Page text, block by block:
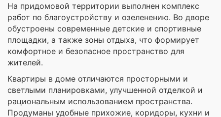
На придомовой территории выполнен комплекс
работ по благоустройству и озеленению. Во дворе
обустроены современные детские и спортивные
площадки, а также зоны отдыха, что формирует
комфортное и безопасное пространство для
жителей.
Квартиры в доме отличаются просторными и
светлыми планировками, улучшенной отделкой и
рациональным использованием пространства.
Продуманы удобные прихожие, коридоры, кухни и